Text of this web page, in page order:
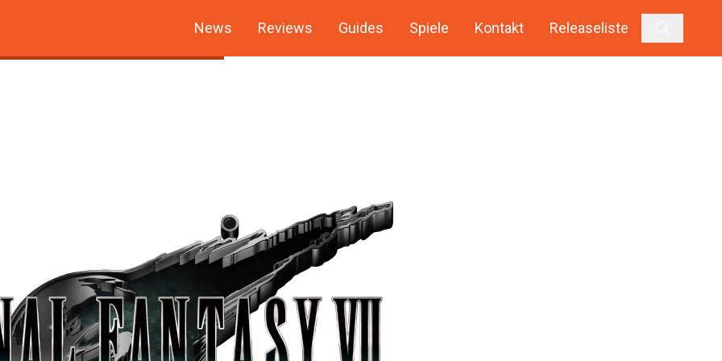
News Reviews Guides Spiele Kontakt Releaseliste